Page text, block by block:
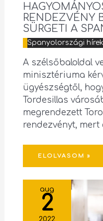
RENDEZVÉNY
SÜRGETI A
Spanyolországi hírek
A szélsőbaloldal
minisztériuma
ügyészségtől,
Tordesillas
megrendezett
rendezvényt, mert
ELOLVASOM »
aug
2
2022